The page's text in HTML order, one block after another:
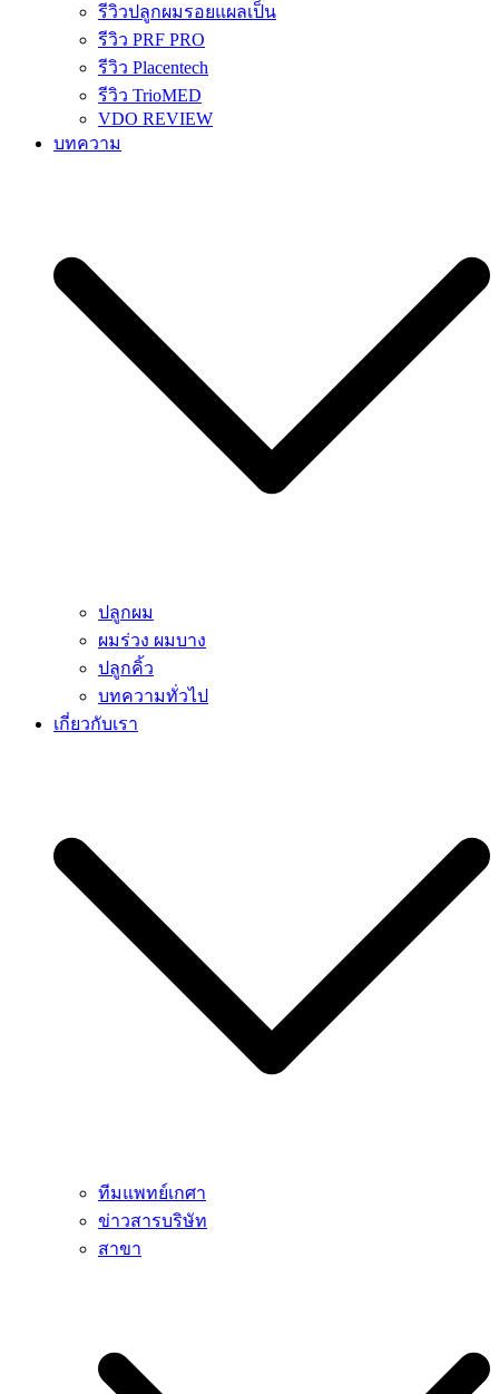
รีวิวปลูกผมรอยแผลเป็น
รีวิว PRF PRO
รีวิว Placentech
รีวิว TrioMED
VDO REVIEW
บทความ
ปลูกผม
ผมร่วง ผมบาง
ปลูกคิ้ว
บทความทั่วไป
เกี่ยวกับเรา
ทีมแพทย์เกศา
ข่าวสารบริษัท
สาขา